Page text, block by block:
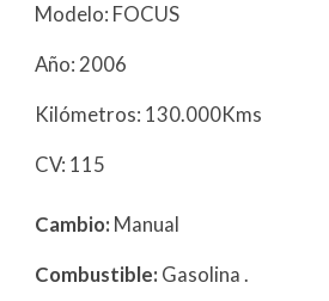
Modelo: FOCUS
Año: 2006
Kilómetros: 130.000Kms
CV: 115
Cambio: Manual
Combustible: Gasolina.